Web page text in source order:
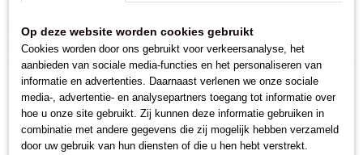
Home>Keuken hulpmiddelen>Beslagkom,Vergiet,Zeef
Beslagkom/keukenschaal 1,50L
Op deze website worden cookies gebruikt
Cookies worden door ons gebruikt voor verkeersanalyse, het
aanbieden van sociale media-functies en het personaliseren van
informatie en advertenties. Daarnaast verlenen we onze sociale
media-, advertentie- en analysepartners toegang tot informatie over
hoe u onze site gebruikt. Zij kunnen deze informatie gebruiken in
combinatie met andere gegevens die zij mogelijk hebben verzameld
door uw gebruik van hun diensten of die u hen hebt verstrekt.